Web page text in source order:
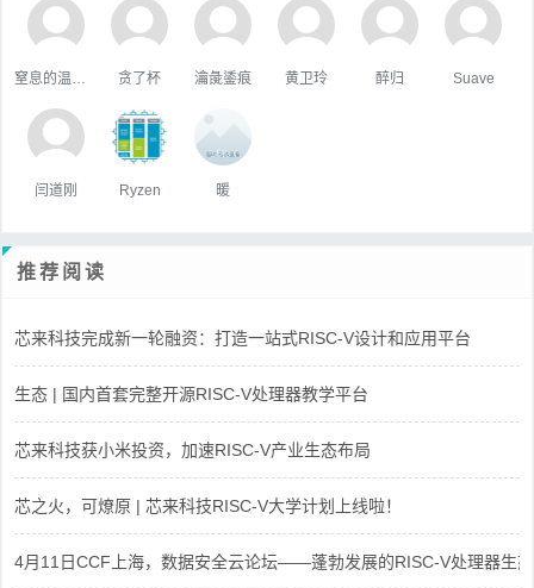
贪了杯 瀹彘鋈痕 黄卫玲 醉归 Suave
闫道刚 Ryzen 暖
推荐阅读
芯来科技完成新一轮融资：打造一站式RISC-V设计和应用平台
生态 | 国内首套完整开源RISC-V处理器教学平台
芯来科技获小米投资，加速RISC-V产业生态布局
芯之火，可燎原 | 芯来科技RISC-V大学计划上线啦！
4月11日CCF上海，数据安全云论坛——蓬勃发展的RISC-V处理器生态